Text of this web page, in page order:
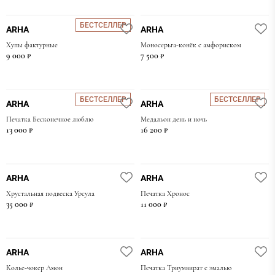
БЕСТСЕЛЛЕР
ARHA
Хупы фактурные
9 000 ₽
ARHA
Моносерьга-конёк с амфориском
7 500 ₽
БЕСТСЕЛЛЕР
ARHA
Печатка Бесконечное люблю
13 000 ₽
БЕСТСЕЛЛЕР
ARHA
Медальон день и ночь
16 200 ₽
ARHA
Хрустальная подвеска Урсула
35 000 ₽
ARHA
Печатка Хронос
11 000 ₽
ARHA
Колье-чокер Амон
ARHA
Печатка Триумвират с эмалью